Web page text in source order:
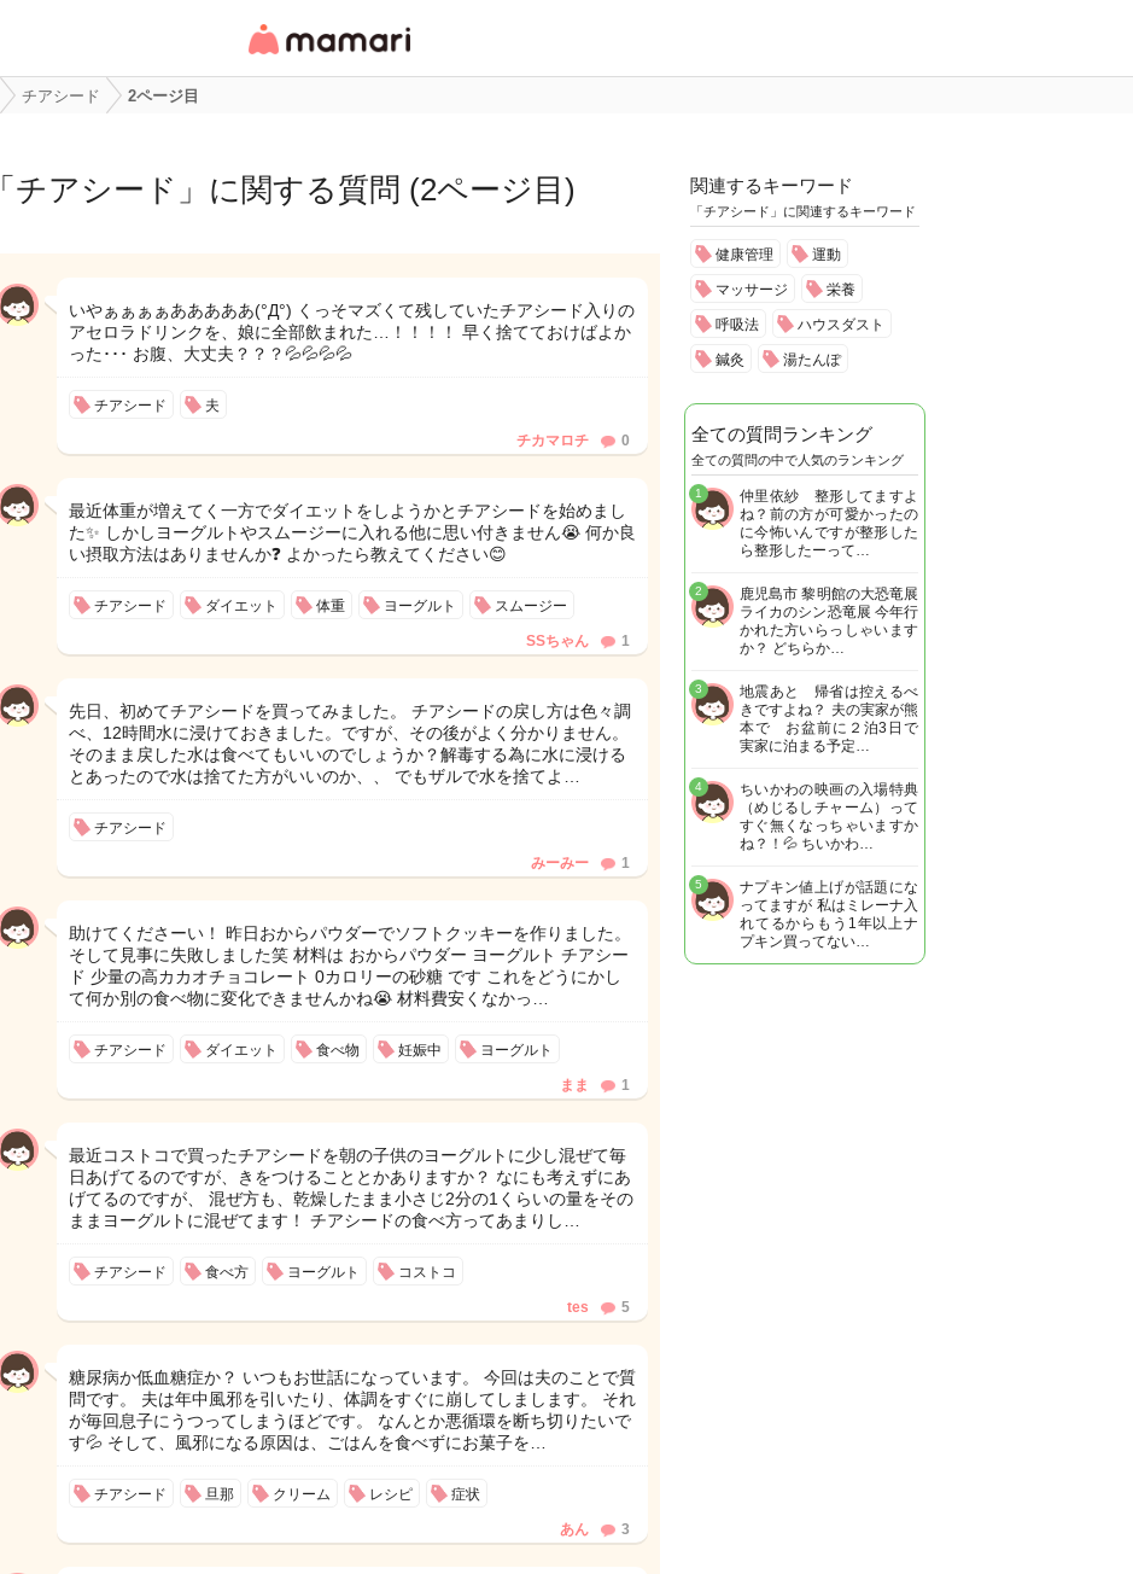
リ・情報サイト
チアシード 2ページ目
「 チアシード 」に関する質問 (2ページ目)
いやぁぁぁぁあああああ(°Д°) くっそマズくて残していたチアシード入りの
アセロラドリンクを、娘に全部飲まれた…！！！！ 早く捨てておけばよか
った･･･ お腹、大丈夫？？？💦💦💦💦
チアシード 夫
チカマロチ 0
最近体重が増えてく一方でダイエットをしようかとチアシードを始めまし
た✨ しかしヨーグルトやスムージーに入れる他に思い付きません😭 何か良
い摂取方法はありませんか❓ よかったら教えてください😊
チアシード ダイエット 体重 ヨーグルト スムージー
SSちゃん 1
先日、初めてチアシードを買ってみました。 チアシードの戻し方は色々調
べ、12時間水に浸けておきました。ですが、その後がよく分かりません。
そのまま戻した水は食べてもいいのでしょうか？解毒する為に水に浸ける
とあったので水は捨てた方がいいのか、、 でもザルで水を捨てよ…
チアシード
みーみー 1
助けてくださーい！ 昨日おからパウダーでソフトクッキーを作りました。
そして見事に失敗しました笑 材料は おからパウダー ヨーグルト チアシー
ド 少量の高カカオチョコレート 0カロリーの砂糖 です これをどうにかし
て何か別の食べ物に変化できませんかね😭 材料費安くなかっ…
チアシード ダイエット 食べ物 妊娠中 ヨーグルト
まま 1
最近コストコで買ったチアシードを朝の子供のヨーグルトに少し混ぜて毎
日あげてるのですが、きをつけることとかありますか？ なにも考えずにあ
げてるのですが、 混ぜ方も、乾燥したまま小さじ2分の1くらいの量をその
ままヨーグルトに混ぜてます！ チアシードの食べ方ってあまりし…
チアシード 食べ方 ヨーグルト コストコ
tes 5
糖尿病か低血糖症か？ いつもお世話になっています。 今回は夫のことで質
問です。 夫は年中風邪を引いたり、体調をすぐに崩してしまします。 それ
が毎回息子にうつってしまうほどです。 なんとか悪循環を断ち切りたいで
す💦 そして、風邪になる原因は、ごはんを食べずにお菓子を…
チアシード 旦那 クリーム レシピ 症状
あん 3
関連するキーワード
「チアシード」に関連するキーワード
健康管理 運動
マッサージ 栄養
呼吸法 ハウスダスト
鍼灸 湯たんぽ
全ての質問ランキング
全ての質問の中で人気のランキング
仲里依紗 整形してますよ
ね？前の方が可愛かったの
に今怖いんですが整形した
ら整形したーって…
1
鹿児島市 黎明館の大恐竜展
ライカのシン恐竜展 今年行
かれた方いらっしゃいます
か？ どちらか…
2
地震あと 帰省は控えるべ
きですよね？ 夫の実家が熊
本で お盆前に２泊3日で
実家に泊まる予定…
3
ちいかわの映画の入場特典
（めじるしチャーム）って
すぐ無くなっちゃいますか
ね？！💦 ちいかわ…
4
ナプキン値上げが話題にな
ってますが 私はミレーナ入
れてるからもう1年以上ナ
プキン買ってない…
5